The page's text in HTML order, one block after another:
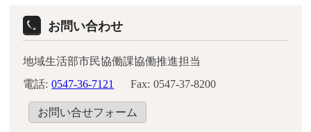
お問い合わせ
地域生活部市民協働課協働推進担当
電話: 0547-36-7121 Fax: 0547-37-8200
お問い合せフォーム